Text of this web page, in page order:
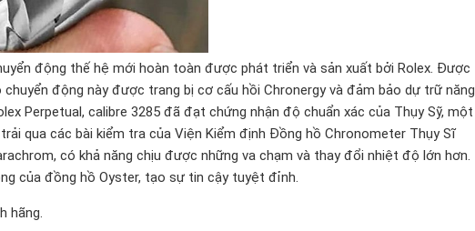
động thế hệ mới hoàn toàn được phát triển và sản xuất bởi Rolex. Được
động này được trang bị cơ cấu hồi Chronergy và đảm bảo dự trữ năng
Perpetual, calibre 3285 đã đạt chứng nhận độ chuẩn xác của Thụy Sỹ, một
qua các bài kiểm tra của Viện Kiểm định Đồng hồ Chronometer Thụy Sĩ
có khả năng chịu được những va chạm và thay đổi nhiệt độ lớn hơn.
của đồng hồ Oyster, tạo sự tin cậy tuyệt đỉnh.
hãng.